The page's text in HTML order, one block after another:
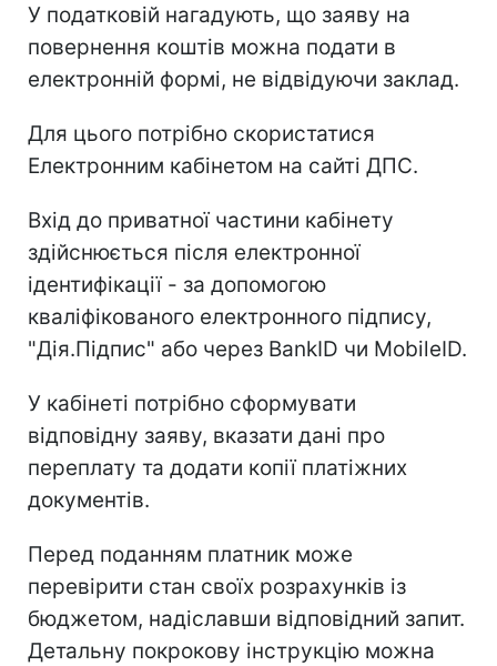
У податковій нагадують, що заяву на
повернення коштів можна подати в
електронній формі, не відвідуючи заклад.
Для цього потрібно скористатися
Електронним кабінетом на сайті ДПС.
Вхід до приватної частини кабінету
здійснюється після електронної
ідентифікації - за допомогою
кваліфікованого електронного підпису,
"Дія.Підпис" або через BankID чи MobileID.
У кабінеті потрібно сформувати
відповідну заяву, вказати дані про
переплату та додати копії платіжних
документів.
Перед поданням платник може
перевірити стан своїх розрахунків із
бюджетом, надіславши відповідний запит.
Детальну покрокову інструкцію можна